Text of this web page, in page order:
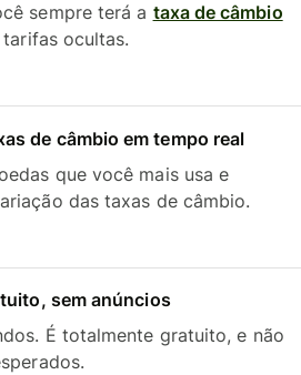
sempre terá a taxa de câmbio
tarifas ocultas.
de câmbio em tempo real
que você mais usa e
das taxas de câmbio.
sem anúncios
É totalmente gratuito, e não